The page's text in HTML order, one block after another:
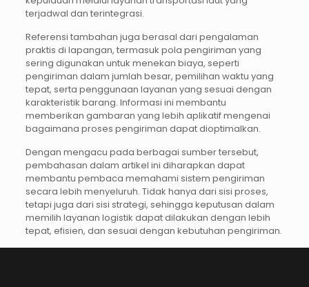
terjadwal dan terintegrasi.
Referensi tambahan juga berasal dari pengalaman
praktis di lapangan, termasuk pola pengiriman yang
sering digunakan untuk menekan biaya, seperti
pengiriman dalam jumlah besar, pemilihan waktu yang
tepat, serta penggunaan layanan yang sesuai dengan
karakteristik barang. Informasi ini membantu
memberikan gambaran yang lebih aplikatif mengenai
bagaimana proses pengiriman dapat dioptimalkan.
Dengan mengacu pada berbagai sumber tersebut,
pembahasan dalam artikel ini diharapkan dapat
membantu pembaca memahami sistem pengiriman
secara lebih menyeluruh. Tidak hanya dari sisi proses,
tetapi juga dari sisi strategi, sehingga keputusan dalam
memilih layanan logistik dapat dilakukan dengan lebih
tepat, efisien, dan sesuai dengan kebutuhan pengiriman.